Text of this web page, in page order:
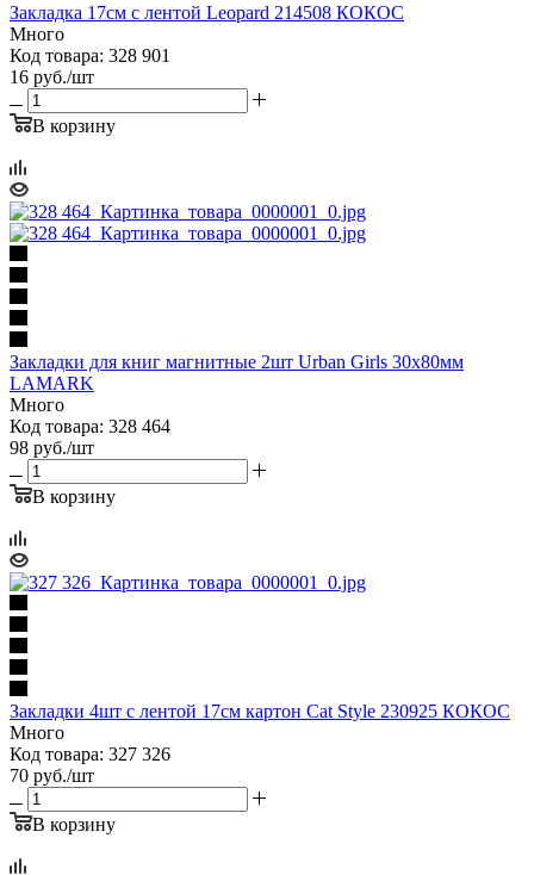
Закладка 17см с лентой Leopard 214508 КОКОС
Много
Код товара: 328 901
16 руб./шт
В корзину
Закладки для книг магнитные 2шт Urban Girls 30х80мм
LAMARK
Много
Код товара: 328 464
98 руб./шт
В корзину
Закладки 4шт с лентой 17см картон Cat Style 230925 КОКОС
Много
Код товара: 327 326
70 руб./шт
В корзину